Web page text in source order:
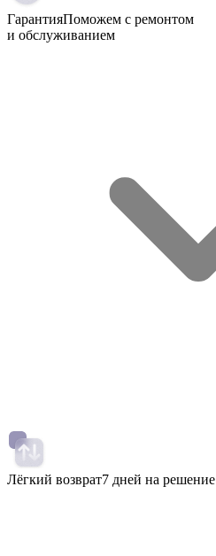
ГарантияПоможем с ремонтом
и обслуживанием
Лёгкий возврат7 дней на решение